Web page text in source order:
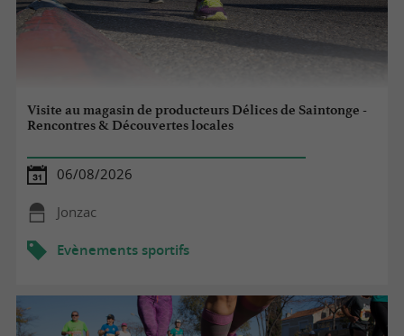
Visite au magasin de producteurs Délices de Saintonge -
Rencontres & Découvertes locales
06/08/2026
Jonzac
Evènements sportifs